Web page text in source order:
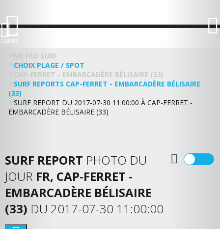
SURF
MÉTÉO SURF
CHOIX PLAGE / SPOT
CAP-FERRET - EMBARCADÈRE BÉLISAIRE (33)
SURF REPORTS CAP-FERRET - EMBARCADÈRE BÉLISAIRE
(33)
SURF REPORT DU 2017-07-30 11:00:00 À CAP-FERRET -
EMBARCADÈRE BÉLISAIRE (33)
SURF REPORT PHOTO DU
JOUR FR, CAP-FERRET -
EMBARCADÈRE BÉLISAIRE
(33) DU 2017-07-30 11:00:00